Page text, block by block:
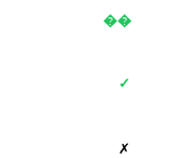
���
✓
✗